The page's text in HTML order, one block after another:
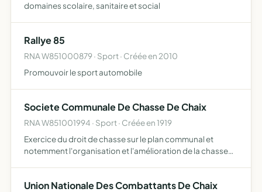
domaines scolaire, sanitaire et social
Rallye 85
RNA W851000879 · Sport · Créée en 2010
Promouvoir le sport automobile
Societe Communale De Chasse De Chaix
RNA W851001994 · Sport · Créée en 1919
Exercice du droit de chasse sur le plan communal et
notemment l'organisation et l'amélioration de la chasse
Union Nationale Des Combattants De Chaix